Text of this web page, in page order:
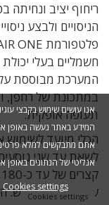
ריחוף יציב
המערכת מבוססת
במתכונת של רחפן,
תעופה אופקית.
של עד 250
אנו עושים שימוש בקבצי
המידע באתר נעשה באופן
אתם מתבקשים למלא פרטים
אנליטי של הנתונים באופן
Cookies settings
Cookies settings